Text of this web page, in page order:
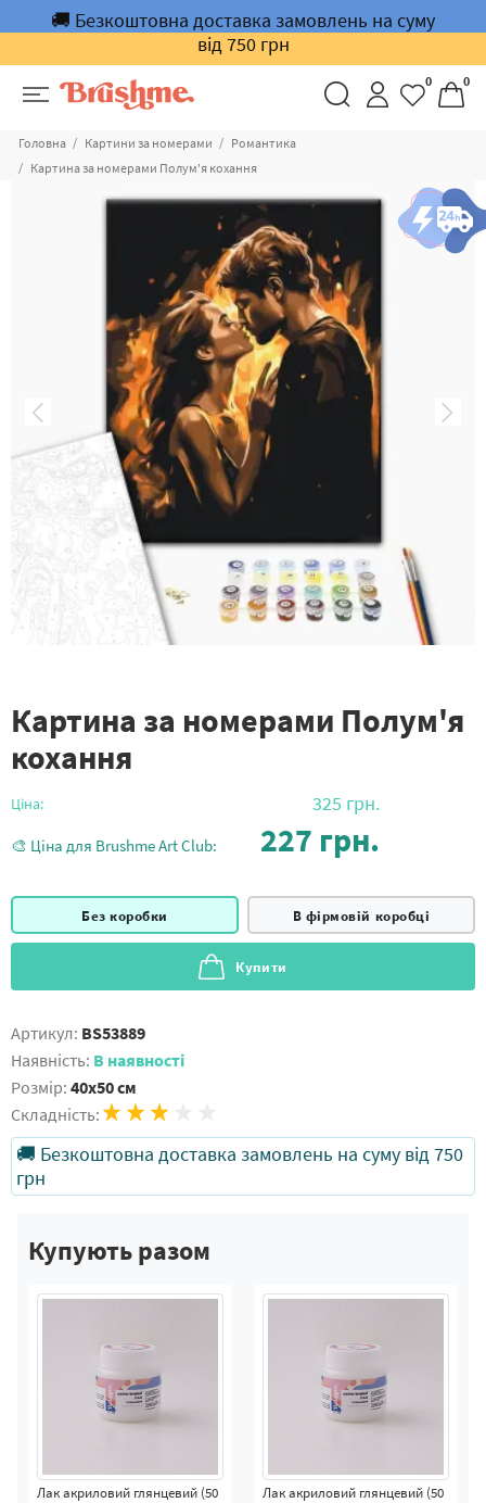
🚚 Безкоштовна доставка замовлень на суму
від 750 грн
0 0
Головна Картини за номерами
Романтика
Картина за номерами Полум'я кохання
Картина за номерами Полум'я
кохання
Ціна: 325 грн.
🎨 Ціна для Brushme Art Club: 227 грн.
Без коробки В фірмовій коробці
Купити
Артикул: BS53889
Наявність: В наявності
Розмір: 40x50 см
Складність:
🚚 Безкоштовна доставка замовлень на суму від 750
грн
Купують разом
Лак акриловий глянцевий (50
Лак акриловий глянцевий (50